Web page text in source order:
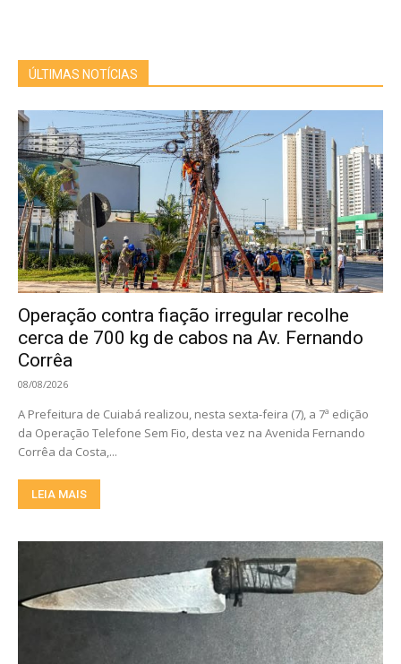
ÚLTIMAS NOTÍCIAS
Operação contra fiação irregular recolhe
cerca de 700 kg de cabos na Av. Fernando
Corrêa
08/08/2026
A Prefeitura de Cuiabá realizou, nesta sexta-feira (7), a 7ª edição
da Operação Telefone Sem Fio, desta vez na Avenida Fernando
Corrêa da Costa,...
LEIA MAIS